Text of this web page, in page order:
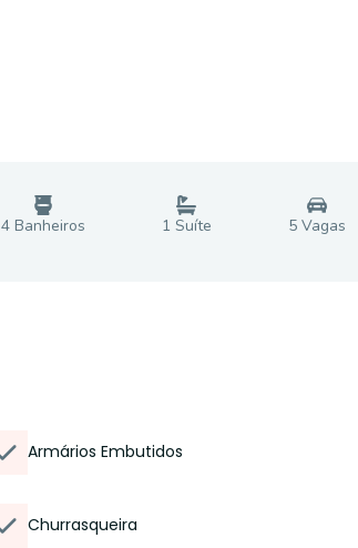
4Banheiros 1 Suíte 5 Vagas
Armários Embutidos
Churrasqueira